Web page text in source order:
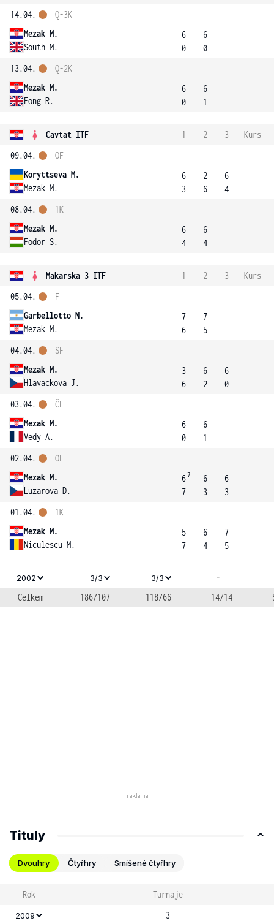
14.04.
Mezak M.
South M.
Q-3K
6
0
6
0
13.04.
Mezak M.
Fong R.
Q-2K
6
0
6
1
Cavtat ITF 1 2 3
Kurs
09.04.
Koryttseva M.
Mezak M.
OF
6
3
2
6
6
4
08.04.
Mezak M.
Fodor S.
1K
6
4
6
4
Makarska 3 ITF 1 2 3
Kurs
05.04.
Garbellotto N.
Mezak M.
F
7
6
7
5
04.04.
Mezak M.
Hlavackova J.
SF
3
6
6
2
6
0
03.04.
Mezak M.
Vedy A.
ČF
6
0
6
1
02.04.
Mezak M.
Luzarova D.
OF
67
7
6
3
6
3
01.04.
Mezak M.
Niculescu M.
1K
5
7
6
4
7
5
2002 3/3 3/3
-
Celkem
186/107 118/66 14/14
Tituly
Dvouhry Čtyřhry Smíšené čtyřhry
Rok Turnaje
2009 3